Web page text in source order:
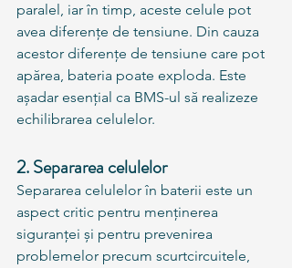
paralel, iar în timp, aceste celule pot
avea diferențe de tensiune. Din cauza
acestor diferențe de tensiune care pot
apărea, bateria poate exploda. Este
așadar esențial ca BMS-ul să realizeze
echilibrarea celulelor.
2. Separarea celulelor
Separarea celulelor în baterii este un
aspect critic pentru menținerea
siguranței și pentru prevenirea
problemelor precum scurtcircuitele,